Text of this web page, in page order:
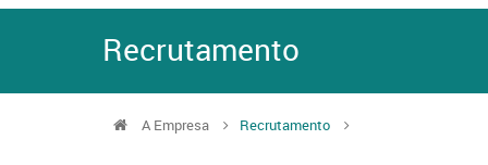
Recrutamento
A Empresa Recrutamento